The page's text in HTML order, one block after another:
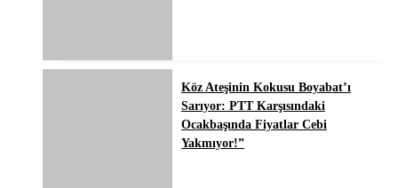
Köz Ateşinin Kokusu Boyabat’ı
Sarıyor: PTT Karşısındaki
Ocakbaşında Fiyatlar Cebi
Yakmıyor!”